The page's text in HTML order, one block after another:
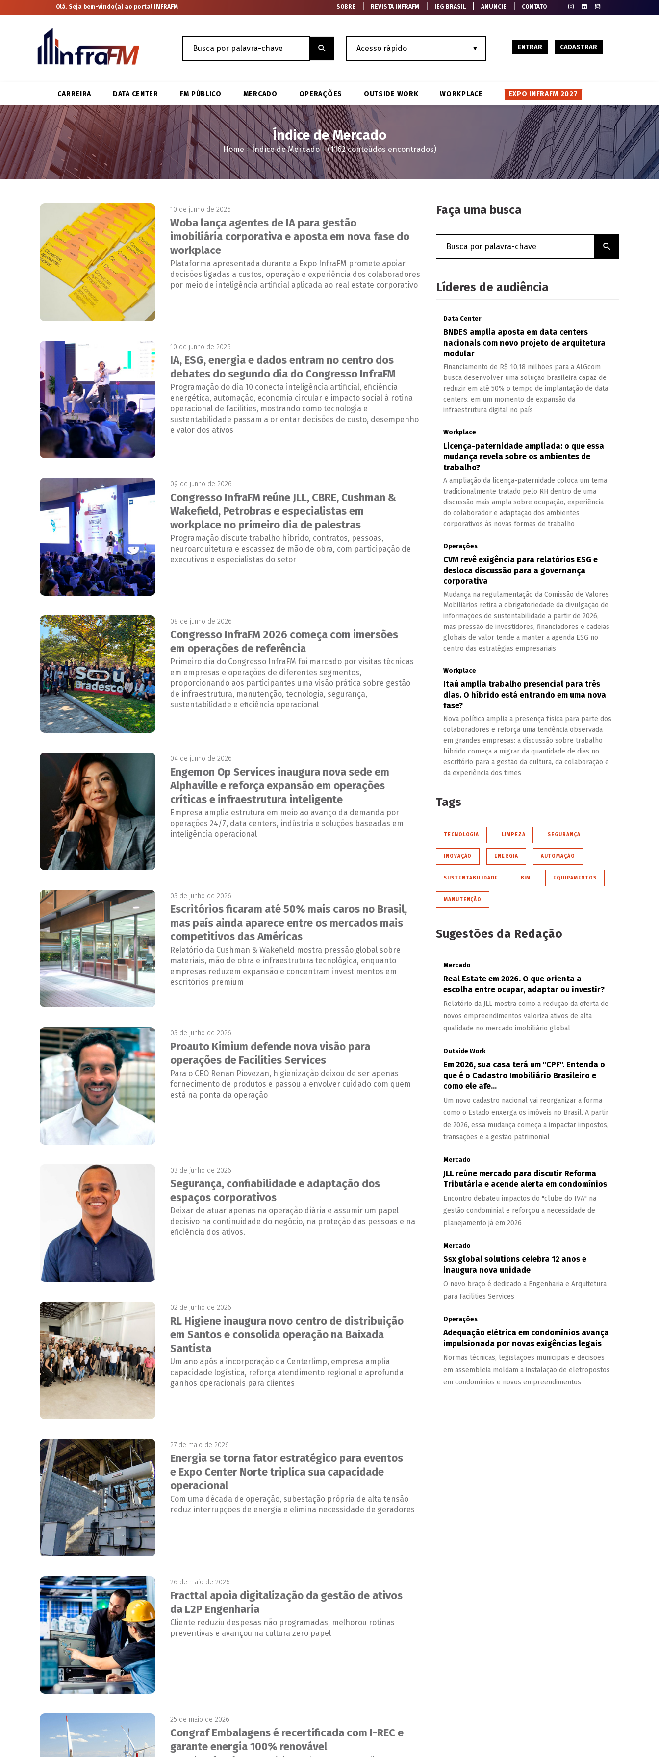
Olá. Seja bem-vindo(a) ao portal INFRAFM SOBRE REVISTA INFRAFM IEG BRASIL|ANUNCIE CONTATO
ENTRAR CADASTRAR
CARREIRA DATA CENTER FM PÚBLICO MERCADO OPERAÇÕES OUTSIDE WORK WORKPLACE EXPO INFRAFM 2027
Índice de Mercado
Home >Índice de Mercado>(1162 conteúdos encontrados)
10 de junho de 2026
Woba lança agentes de IA para gestão
imobiliária corporativa e aposta em nova fase do
workplace
Plataforma apresentada durante a Expo InfraFM promete apoiar
decisões ligadas a custos, operação e experiência dos colaboradores
por meio de inteligência artificial aplicada ao real estate corporativo
10 de junho de 2026
IA, ESG, energia e dados entram no centro dos
debates do segundo dia do Congresso InfraFM
Programação do dia 10 conecta inteligência artificial, eficiência
energética, automação, economia circular e impacto social à rotina
operacional de facilities, mostrando como tecnologia e
sustentabilidade passam a orientar decisões de custo, desempenho
e valor dos ativos
09 de junho de 2026
Congresso InfraFM reúne JLL, CBRE, Cushman &
Wakefield, Petrobras e especialistas em
workplace no primeiro dia de palestras
Programação discute trabalho híbrido, contratos, pessoas,
neuroarquitetura e escassez de mão de obra, com participação de
executivos e especialistas do setor
08 de junho de 2026
Congresso InfraFM 2026 começa com imersões
em operações de referência
Primeiro dia do Congresso InfraFM foi marcado por visitas técnicas
em empresas e operações de diferentes segmentos,
proporcionando aos participantes uma visão prática sobre gestão
de infraestrutura, manutenção, tecnologia, segurança,
sustentabilidade e eficiência operacional
04 de junho de 2026
Engemon Op Services inaugura nova sede em
Alphaville e reforça expansão em operações
críticas e infraestrutura inteligente
Empresa amplia estrutura em meio ao avanço da demanda por
operações 24/7, data centers, indústria e soluções baseadas em
inteligência operacional
03 de junho de 2026
Escritórios ficaram até 50% mais caros no Brasil,
mas país ainda aparece entre os mercados mais
competitivos das Américas
Relatório da Cushman & Wakefield mostra pressão global sobre
materiais, mão de obra e infraestrutura tecnológica, enquanto
empresas reduzem expansão e concentram investimentos em
escritórios premium
03 de junho de 2026
Proauto Kimium defende nova visão para
operações de Facilities Services
Para o CEO Renan Piovezan, higienização deixou de ser apenas
fornecimento de produtos e passou a envolver cuidado com quem
está na ponta da operação
03 de junho de 2026
Segurança, confiabilidade e adaptação dos
espaços corporativos
Deixar de atuar apenas na operação diária e assumir um papel
decisivo na continuidade do negócio, na proteção das pessoas e na
eficiência dos ativos.
02 de junho de 2026
RL Higiene inaugura novo centro de distribuição
em Santos e consolida operação na Baixada
Santista
Um ano após a incorporação da Centerlimp, empresa amplia
capacidade logística, reforça atendimento regional e aprofunda
ganhos operacionais para clientes
27 de maio de 2026
Energia se torna fator estratégico para eventos
e Expo Center Norte triplica sua capacidade
operacional
Com uma década de operação, subestação própria de alta tensão
reduz interrupções de energia e elimina necessidade de geradores
26 de maio de 2026
Fracttal apoia digitalização da gestão de ativos
da L2P Engenharia
Cliente reduziu despesas não programadas, melhorou rotinas
preventivas e avançou na cultura zero papel
25 de maio de 2026
Congraf Embalagens é recertificada com I-REC e
garante energia 100% renovável
Faça uma busca
Líderes de audiência
Data Center
BNDES amplia aposta em data centers
nacionais com novo projeto de arquitetura
modular
Financiamento de R$ 10,18 milhões para a ALGcom
busca desenvolver uma solução brasileira capaz de
reduzir em até 50% o tempo de implantação de data
centers, em um momento de expansão da
infraestrutura digital no país
Workplace
Licença-paternidade ampliada: o que essa
mudança revela sobre os ambientes de
trabalho?
A ampliação da licença-paternidade coloca um tema
tradicionalmente tratado pelo RH dentro de uma
discussão mais ampla sobre ocupação, experiência
do colaborador e adaptação dos ambientes
corporativos às novas formas de trabalho
Operações
CVM revê exigência para relatórios ESG e
desloca discussão para a governança
corporativa
Mudança na regulamentação da Comissão de Valores
Mobiliários retira a obrigatoriedade da divulgação de
informações de sustentabilidade a partir de 2026,
mas pressão de investidores, financiadores e cadeias
globais de valor tende a manter a agenda ESG no
centro das estratégias empresariais
Workplace
Itaú amplia trabalho presencial para três
dias. O híbrido está entrando em uma nova
fase?
Nova política amplia a presença física para parte dos
colaboradores e reforça uma tendência observada
em grandes empresas: a discussão sobre trabalho
híbrido começa a migrar da quantidade de dias no
escritório para a gestão da cultura, da colaboração e
da experiência dos times
Tags
TECNOLOGIA LIMPEZA SEGURANÇA
INOVAÇÃO ENERGIA AUTOMAÇÃO
SUSTENTABILIDADE BIM EQUIPAMENTOS
MANUTENÇÃO
Sugestões da Redação
Mercado
Real Estate em 2026. O que orienta a
escolha entre ocupar, adaptar ou investir?
Relatório da JLL mostra como a redução da oferta de
novos empreendimentos valoriza ativos de alta
qualidade no mercado imobiliário global
Outside Work
Em 2026, sua casa terá um "CPF". Entenda o
que é o Cadastro Imobiliário Brasileiro e
como ele afe...
Um novo cadastro nacional vai reorganizar a forma
como o Estado enxerga os imóveis no Brasil. A partir
de 2026, essa mudança começa a impactar impostos,
transações e a gestão patrimonial
Mercado
JLL reúne mercado para discutir Reforma
Tributária e acende alerta em condomínios
Encontro debateu impactos do "clube do IVA" na
gestão condominial e reforçou a necessidade de
planejamento já em 2026
Mercado
Ssx global solutions celebra 12 anos e
inaugura nova unidade
O novo braço é dedicado a Engenharia e Arquitetura
para Facilities Services
Operações
Adequação elétrica em condomínios avança
impulsionada por novas exigências legais
Normas técnicas, legislações municipais e decisões
em assembleia moldam a instalação de eletropostos
em condomínios e novos empreendimentos